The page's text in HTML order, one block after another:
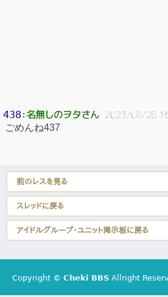
438 ：名無しのヲタさん 2023/08/28
ごめんね437
前のレスを見る
スレッドに戻る
アイドルグループ・ユニット掲示板に戻る
Copyright © Cheki BBS Allright